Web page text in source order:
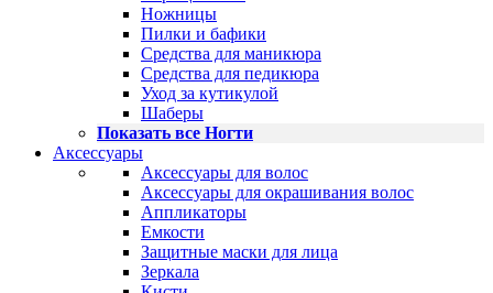
Ножницы
Пилки и бафики
Средства для маникюра
Средства для педикюра
Уход за кутикулой
Шаберы
Показать все Ногти
Аксессуары
Аксессуары для волос
Аксессуары для окрашивания волос
Аппликаторы
Емкости
Защитные маски для лица
Зеркала